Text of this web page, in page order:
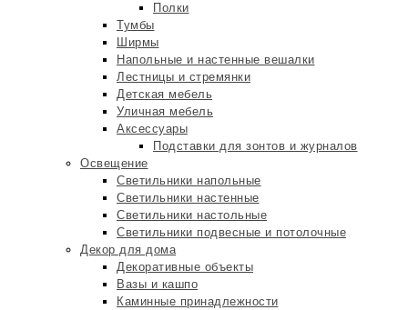
Полки
Тумбы
Ширмы
Напольные и настенные вешалки
Лестницы и стремянки
Детская мебель
Уличная мебель
Аксессуары
Подставки для зонтов и журналов
Освещение
Светильники напольные
Светильники настенные
Светильники настольные
Светильники подвесные и потолочные
Декор для дома
Декоративные объекты
Вазы и кашпо
Каминные принадлежности